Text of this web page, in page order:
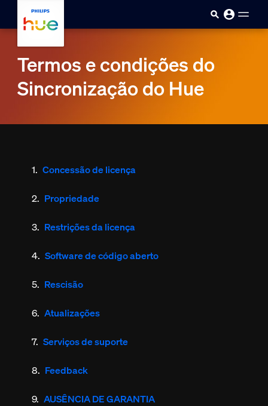
Pular para o conteúdo principal
Termos e condições do
Sincronização do Hue
Concessão de licença
Propriedade
Restrições da licença
Software de código aberto
Rescisão
Atualizações
Serviços de suporte
Feedback
AUSÊNCIA DE GARANTIA